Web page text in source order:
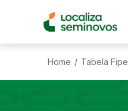
Home / Tabela Fipe